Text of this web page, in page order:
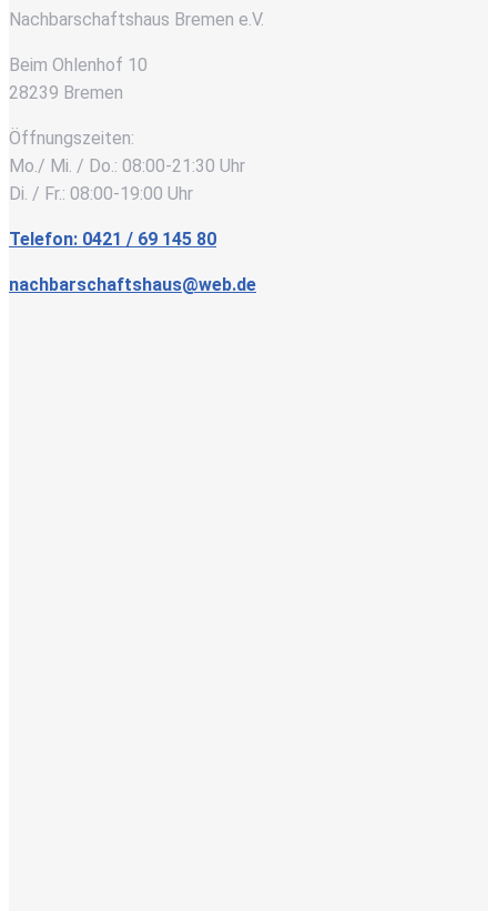
Nachbarschaftshaus Bremen e.V.
Beim Ohlenhof 10
28239 Bremen
Öffnungszeiten:
Mo./ Mi. / Do.: 08:00-21:30 Uhr
Di. / Fr.: 08:00-19:00 Uhr
Telefon: 0421 / 69 145 80
nachbarschaftshaus@web.de